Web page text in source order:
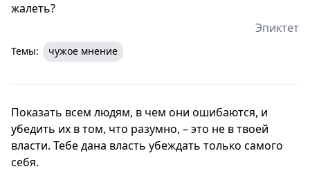
жалеть?
Эпиктет
Темы: чужое мнение
Показать всем людям, в чем они ошибаются, и
убедить их в том, что разумно, – это не в твоей
власти. Тебе дана власть убеждать только самого
себя.